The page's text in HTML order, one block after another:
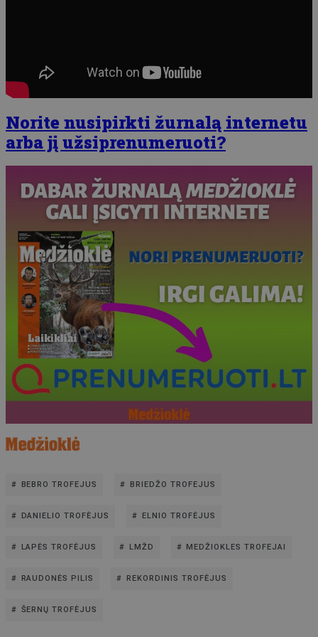
Norite nusipirkti žurnalą internetu
arba jį užsiprenumeruoti?
BEBRO TROFEJUS BRIEDŽO TROFEJUS
DANIELIO TROFĖJUS ELNIO TROFĖJUS
LAPĖS TROFĖJUS LMŽD MEDŽIOKLES TROFEJAI
RAUDONĖS PILIS REKORDINIS TROFĖJUS
ŠERNŲ TROFĖJUS